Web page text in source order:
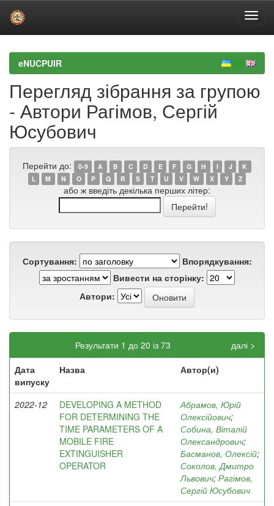
navigationeNUCPUIR
Перегляд зібрання за групою
- Автори Рагімов, Сергій
Юсубович
Перейти до: 0-9 A B C D E F G H I J
K
L
M N O P Q R S T U V W X Y Z
або ж введіть декілька перших літер:
Сортування:
Впорядкування:
Вивести на сторінку:
Автори:
Результати 1 до 20 із 73
далі >
Дата
випуску
Назва Автор(и)
2022-12
DEVELOPING A METHOD
FOR DETERMINING THE
TIME PARAMETERS OF A
MOBILE FIRE
EXTINGUISHER
OPERATOR
Абрамов, Юрій
Олексійович;
Собина, Віталій
Олександрович;
Басманов, Олексій;
Соколов, Дмитро
Львович; Рагімов,
Сергій Юсубович